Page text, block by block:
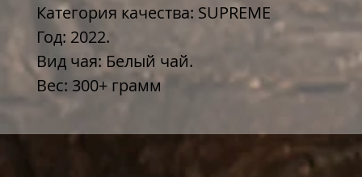
Категория качества: SUPREME
Год: 2022.
Вид чая: Белый чай.
Вес: 300+ грамм